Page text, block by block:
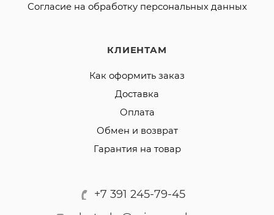
Согласие на обработку персональных данных
КЛИЕНТАМ
Как оформить заказ
Доставка
Оплата
Обмен и возврат
Гарантия на товар
+7 391 245-79-45